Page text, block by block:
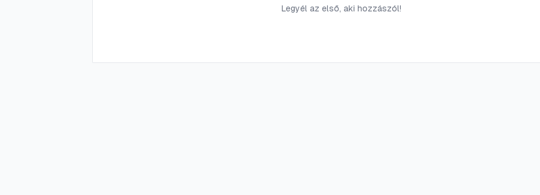
Legyél az első, aki hozzászól!